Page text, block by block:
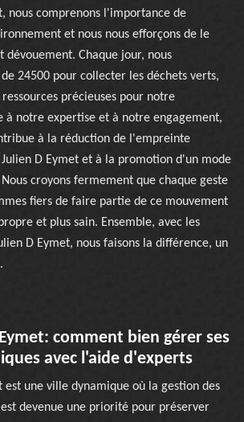
nous comprenons l'importance de
et nous nous efforçons de le
dévouement. Chaque jour, nous
24500 pour collecter les déchets verts,
précieuses pour notre
à notre expertise et à notre engagement,
à la réduction de l'empreinte
D Eymet et à la promotion d'un mode
croyons fermement que chaque geste
fiers de faire partie de ce mouvement
et plus sain. Ensemble, avec les
D Eymet, nous faisons la différence, un
comment bien gérer ses
avec l'aide d'experts
est une ville dynamique où la gestion des
devenue une priorité pour préserver